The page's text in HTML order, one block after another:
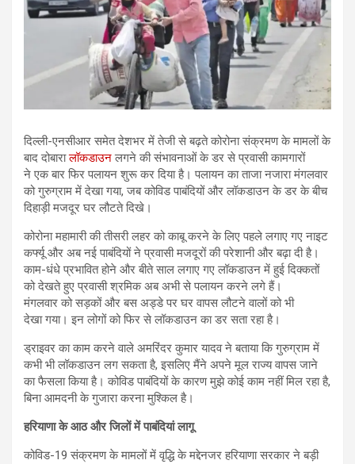
दिल्ली-एनसीआर समेत देशभर में तेजी से बढ़ते कोरोना संक्रमण के मामलों के
बाद दोबारालॉकडाउनलगने की संभावनाओं के डर से प्रवासी कामगारों
ने एक बार फिर पलायन शुरू कर दिया है। पलायन का ताजा नजारा मंगलवार
को गुरुग्राम में देखा गया, जब कोविड पाबंदियों और लॉकडाउन के डर के बीच
दिहाड़ी मजदूर घर लौटते दिखे।
कोरोना महामारी की तीसरी लहर को काबू करने के लिए पहले लगाए गए नाइट
कर्फ्यू और अब नई पाबंदियों ने प्रवासी मजदूरों की परेशानी और बढ़ा दी है।
काम-धंधे प्रभावित होने और बीते साल लगाए गए लॉकडाउन में हुई दिक्कतों
को देखते हुए प्रवासी श्रमिक अब अभी से पलायन करने लगे हैं।
मंगलवार को सड़कों और बस अड्डे पर घर वापस लौटने वालों को भी
देखा गया। इन लोगों को फिर से लॉकडाउन का डर सता रहा है।
ड्राइवर का काम करने वाले अमरिंदर कुमार यादव ने बताया कि गुरुग्राम में
कभी भी लॉकडाउन लग सकता है, इसलिए मैंने अपने मूल राज्य वापस जाने
का फैसला किया है। कोविड पाबंदियों के कारण मुझे कोई काम नहीं मिल रहा है,
बिना आमदनी के गुजारा करना मुश्किल है।
हरियाणा के आठ और जिलों में पाबंदियां लागू
कोविड-19 संक्रमण के मामलों में वृद्धि के मद्देनजर हरियाणा सरकार ने बड़ी